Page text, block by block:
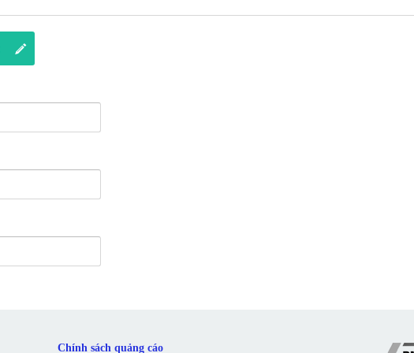
Chính sách quảng cáo